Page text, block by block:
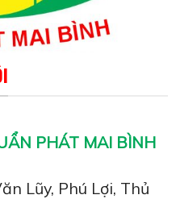
PHÁT MAI BÌNH
Lũy, Phú Lợi, Thủ